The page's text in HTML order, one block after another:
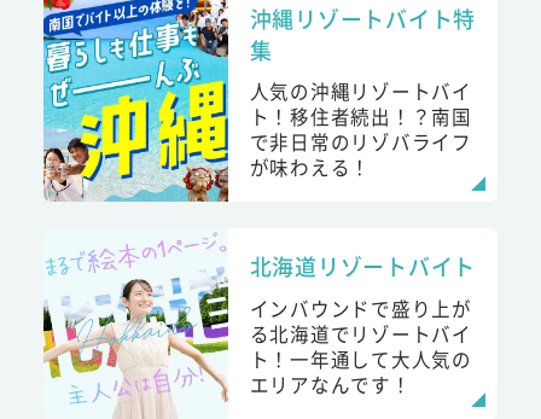
沖縄リゾートバイト特
集
人気の沖縄リゾートバイ
ト！移住者続出！？南国
で非日常のリゾバライフ
が味わえる！
北海道リゾートバイト
インバウンドで盛り上が
る北海道でリゾートバイ
ト！一年通して大人気の
エリアなんです！